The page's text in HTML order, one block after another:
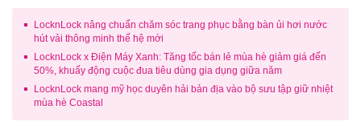
LocknLock nâng chuẩn chăm sóc trang phục bằng bàn ủi hơi nước
hút vải thông minh thế hệ mới
LocknLock x Điện Máy Xanh: Tăng tốc bán lẻ mùa hè giảm giá đến
50%, khuấy động cuộc đua tiêu dùng gia dụng giữa năm
LocknLock mang mỹ học duyên hải bản địa vào bộ sưu tập giữ nhiệt
mùa hè Coastal